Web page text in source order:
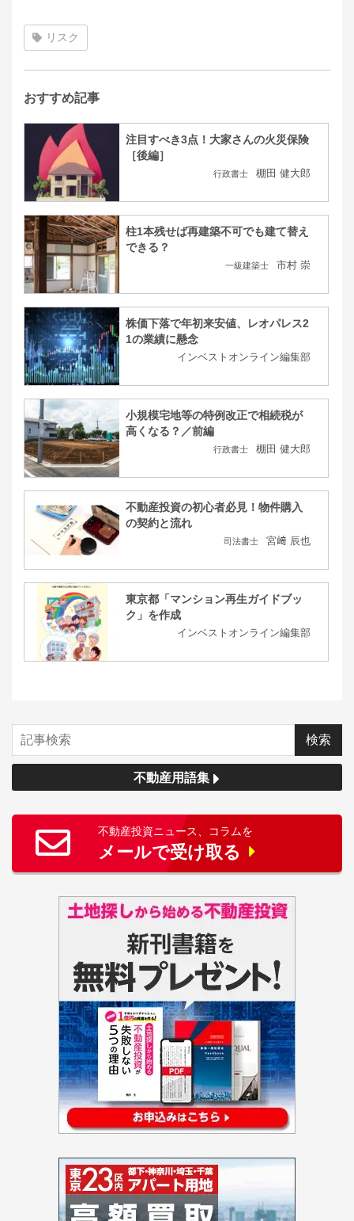
リスク
おすすめ記事
注目すべき3点！大家さんの火災保険
［後編］
行政書士 棚田 健大郎
柱1本残せば再建築不可でも建て替え
できる？
一級建築士 市村 崇
株価下落で年初来安値、レオパレス2
1の業績に懸念
インベストオンライン編集部
小規模宅地等の特例改正で相続税が
高くなる？／前編
行政書士 棚田 健大郎
不動産投資の初心者必見！物件購入
の契約と流れ
司法書士 宮﨑 辰也
東京都「マンション再生ガイドブッ
ク」を作成
インベストオンライン編集部
不動産用語集
不動産投資ニュース、コラムを
メールで受け取る